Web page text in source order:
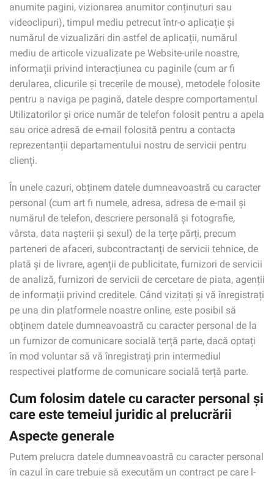
anumite pagini, vizionarea anumitor conținuturi sau
videoclipuri), timpul mediu petrecut într-o aplicație și
numărul de vizualizări din astfel de aplicații, numărul
mediu de articole vizualizate pe Website-urile noastre,
informații privind interacțiunea cu paginile (cum ar fi
derularea, clicurile și trecerile de mouse), metodele folosite
pentru a naviga pe pagină, datele despre comportamentul
Utilizatorilor și orice număr de telefon folosit pentru a apela
sau orice adresă de e-mail folosită pentru a contacta
reprezentanții departamentului nostru de servicii pentru
clienți.
În unele cazuri, obținem datele dumneavoastră cu caracter
personal (cum art fi numele, adresa, adresa de e-mail și
numărul de telefon, descriere personală și fotografie,
vârsta, data nașterii și sexul) de la terțe părți, precum
parteneri de afaceri, subcontractanți de servicii tehnice, de
plată și de livrare, agenții de publicitate, furnizori de servicii
de analiză, furnizori de servicii de cercetare de piata, agenții
de informații privind creditele. Când vizitați și vă înregistrați
pe una din platformele noastre online, este posibil să
obținem datele dumneavoastră cu caracter personal de la
un furnizor de comunicare socială terță parte, dacă optați
în mod voluntar să vă înregistrați prin intermediul
respectivei platforme de comunicare socială terță parte.
Cum folosim datele cu caracter personal și
care este temeiul juridic al prelucrării
Aspecte generale
Putem prelucra datele dumneavoastră cu caracter personal
în cazul în care trebuie să executăm un contract pe care l-